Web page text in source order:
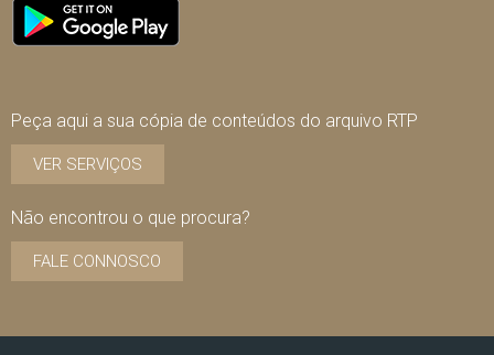
Peça aqui a sua cópia de conteúdos do arquivo RTP
VER SERVIÇOS
Não encontrou o que procura?
FALE CONNOSCO